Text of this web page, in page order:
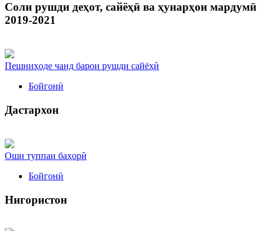
Соли рушди деҳот, сайёҳӣ ва ҳунарҳои мардумӣ
2019-2021
Пешниҳоде чанд барои рушди сайёҳӣ
Бойгонӣ
Дастархон
Оши туппаи баҳорӣ
Бойгонӣ
Нигористон